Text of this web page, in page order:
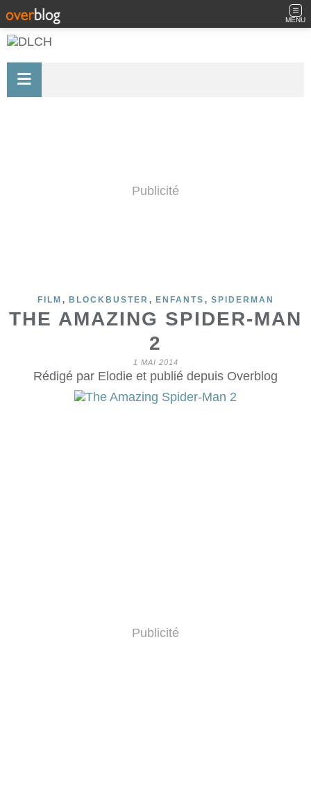
MENU
Publicité
FILM , BLOCKBUSTER , ENFANTS , SPIDERMAN
THE AMAZING SPIDER-MAN
2
1 MAI 2014
Rédigé par Elodie et publié depuis Overblog
Publicité